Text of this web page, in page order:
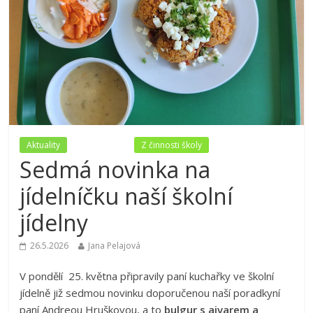
Aktuality Z činnosti školy
Sedmá novinka na
jídelníčku naší školní
jídelny
26.5.2026 Jana Pelajová
V pondělí 25. května připravily paní kuchařky ve školní
jídelně již sedmou novinku doporučenou naší poradkyní
paní Andreou Hruškovou, a to bulgur s ajvarem a